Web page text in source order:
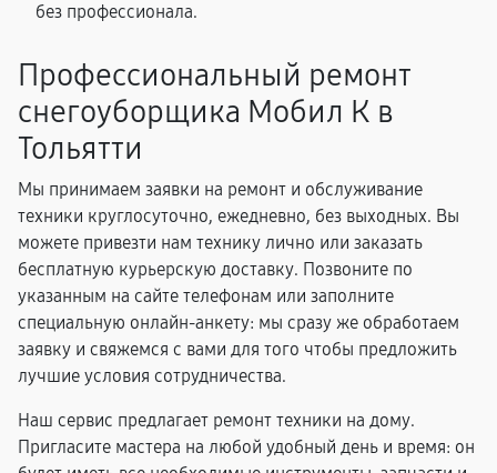
без профессионала.
Профессиональный ремонт
снегоуборщика Мобил К в
Тольятти
Мы принимаем заявки на ремонт и обслуживание
техники круглосуточно, ежедневно, без выходных. Вы
можете привезти нам технику лично или заказать
бесплатную курьерскую доставку. Позвоните по
указанным на сайте телефонам или заполните
специальную онлайн-анкету: мы сразу же обработаем
заявку и свяжемся с вами для того чтобы предложить
лучшие условия сотрудничества.
Наш сервис предлагает ремонт техники на дому.
Пригласите мастера на любой удобный день и время: он